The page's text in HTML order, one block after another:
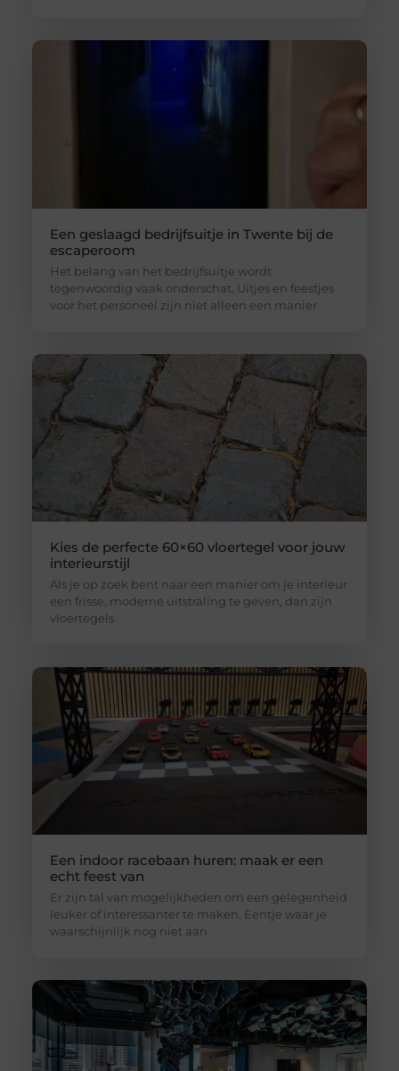
Een geslaagd bedrijfsuitje in Twente bij de
escaperoom
Het belang van het bedrijfsuitje wordt
tegenwoordig vaak onderschat. Uitjes en feestjes
voor het personeel zijn niet alleen een manier
Kies de perfecte 60×60 vloertegel voor jouw
interieurstijl
Als je op zoek bent naar een manier om je interieur
een frisse, moderne uitstraling te geven, dan zijn
vloertegels
Een indoor racebaan huren: maak er een
echt feest van
Er zijn tal van mogelijkheden om een gelegenheid
leuker of interessanter te maken. Eentje waar je
waarschijnlijk nog niet aan